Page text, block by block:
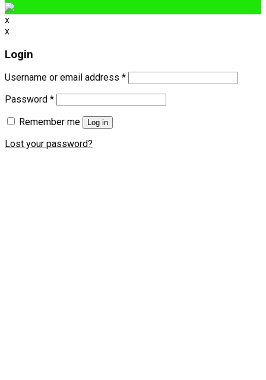
x
x
Login
Username or email address *
Password *
Remember me
Log in
Lost your password?